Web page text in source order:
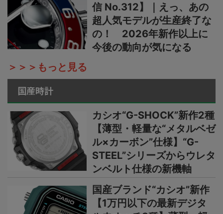
信 No.312】｜えっ、あの
超人気モデルが生産終了な
の！ 2026年新作以上に
今後の動向が気になる
＞＞＞もっと見る
国産時計
カシオ“G-SHOCK”新作2種
【薄型・軽量な“メタルベゼ
ル×カーボン”仕様】“G-
STEEL”シリーズからウレタ
ンベルト仕様の新機軸
国産ブランド“カシオ”新作
【1万円以下の最新デジタ